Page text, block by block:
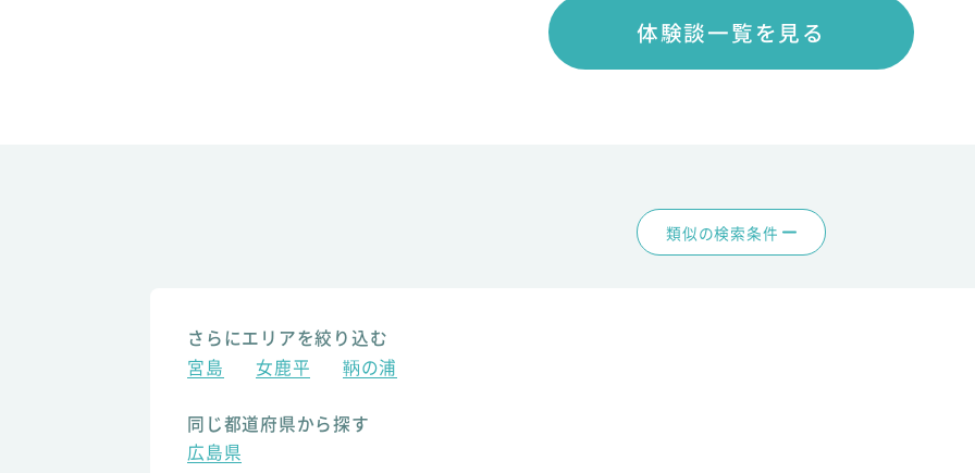
体験談一覧を見る
類似の検索条件
さらにエリアを絞り込む
宮島
女鹿平 鞆の浦
同じ都道府県から探す
広島県